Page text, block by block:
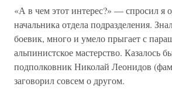
«А в чем этот интерес?» — спросил я
начальника отдела подразделения.
боевик, много и умело прыгает с
альпинистское мастерство. Казалось
подполковник Николай Леонидов
заговорил совсем о другом.